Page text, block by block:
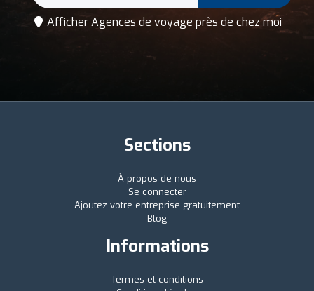
Afficher Agences de voyage près de chez moi
Sections
À propos de nous
Se connecter
Ajoutez votre entreprise gratuitement
Blog
Informations
Termes et conditions